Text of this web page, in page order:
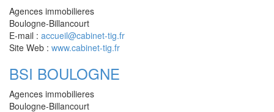
Agences immobilieres
Boulogne-Billancourt
E-mail : accueil@cabinet-tig.fr
Site Web : www.cabinet-tig.fr
BSI BOULOGNE
Agences immobilieres
Boulogne-Billancourt